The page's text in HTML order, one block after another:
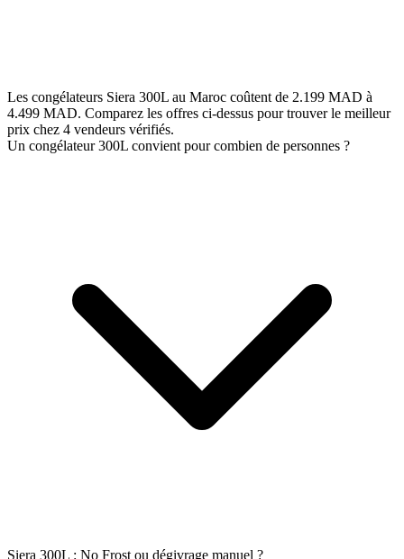
Les congélateurs Siera 300L au Maroc coûtent de 2.199 MAD à
4.499 MAD. Comparez les offres ci-dessus pour trouver le meilleur
prix chez 4 vendeurs vérifiés.
Un congélateur 300L convient pour combien de personnes ?
Siera 300L : No Frost ou dégivrage manuel ?